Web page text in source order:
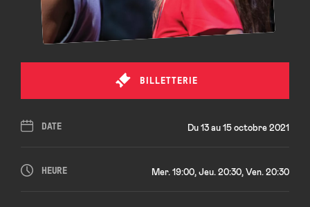
DATE Du 13 au 15 octobre 2021
HEURE Mer. 19:00, Jeu. 20:30, Ven. 20:30
BILLETTERIE